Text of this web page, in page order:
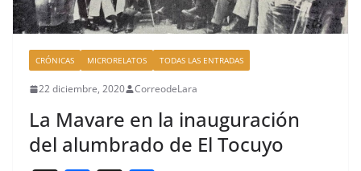
CRÓNICAS MICRORELATOS TODAS LAS ENTRADAS
22 diciembre, 2020 CorreodeLara
La Mavare en la inauguración
del alumbrado de El Tocuyo